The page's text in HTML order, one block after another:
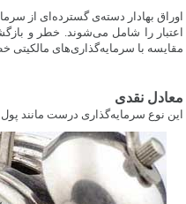
اوراق بهادار دسته‌ی گسترده‌ای از
اعتبار را شامل می‌شوند. خطر و
مقایسه با سرمایه‌گذاری‌های
معادل نقدی
این نوع سرمایه‌گذاری درست مانند